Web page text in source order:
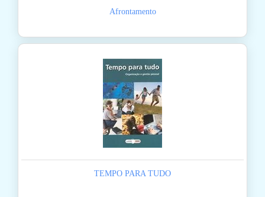
Afrontamento
TEMPO PARA TUDO